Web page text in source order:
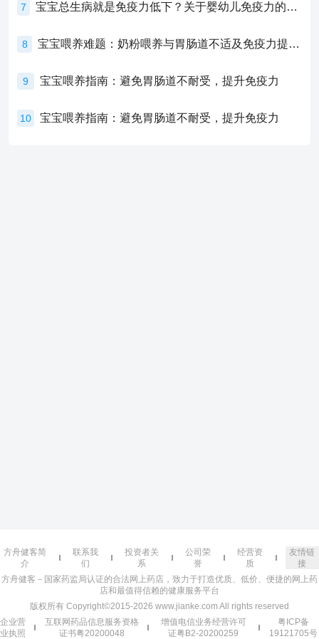
7 宝宝总生病就是免疫力低下？关于婴幼儿免疫力的真相，家长必须了解！
8 宝宝喂养难题：奶粉喂养与胃肠道不适及免疫力提升的奥秘
9 宝宝喂养指南：避免胃肠道不耐受，提升免疫力
10 宝宝喂养指南：避免胃肠道不耐受，提升免疫力
方舟健客简
介
联系我
们
投资者关
系
公司荣
誉
经营资
质
友情链
接
方舟健客－国家药监局认证的合法网上药店，致力于打造优质、低价、便捷的网上药
店和最值得信赖的健康服务平台
版权所有 Copyright©2015-2026 www.jianke.com All rights reserved
企业营
业执照
互联网药品信息服务资格
证书粤20200048
增值电信业务经营许可
证粤B2-20200259
粤ICP备
19121705号